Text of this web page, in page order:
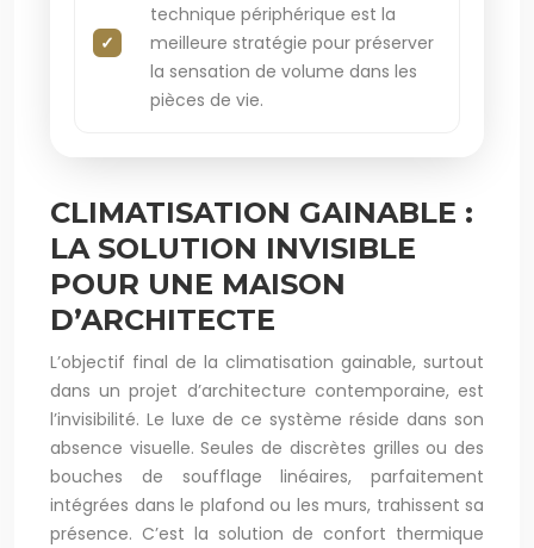
technique périphérique est la
meilleure stratégie pour préserver
la sensation de volume dans les
pièces de vie.
CLIMATISATION GAINABLE :
LA SOLUTION INVISIBLE
POUR UNE MAISON
D’ARCHITECTE
L’objectif final de la climatisation gainable, surtout
dans un projet d’architecture contemporaine, est
l’invisibilité. Le luxe de ce système réside dans son
absence visuelle. Seules de discrètes grilles ou des
bouches de soufflage linéaires, parfaitement
intégrées dans le plafond ou les murs, trahissent sa
présence. C’est la solution de confort thermique